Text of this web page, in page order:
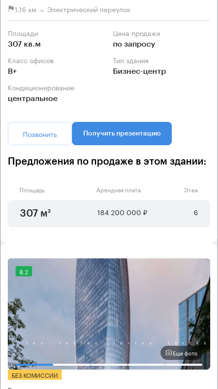
1.16 км → Электрический переулок
Площади
307 кв.м
Цена продажи
по запросу
Класс офисов
B+
Тип здания
Бизнес-центр
Кондиционирование
центральное
Позвонить Получить презентацию
Предложения по продаже в этом здании:
Площадь Арендная плата Этаж
307 м² 184 200 000 ₽ 6
8.2
Еще фото
БЕЗ КОМИССИИ